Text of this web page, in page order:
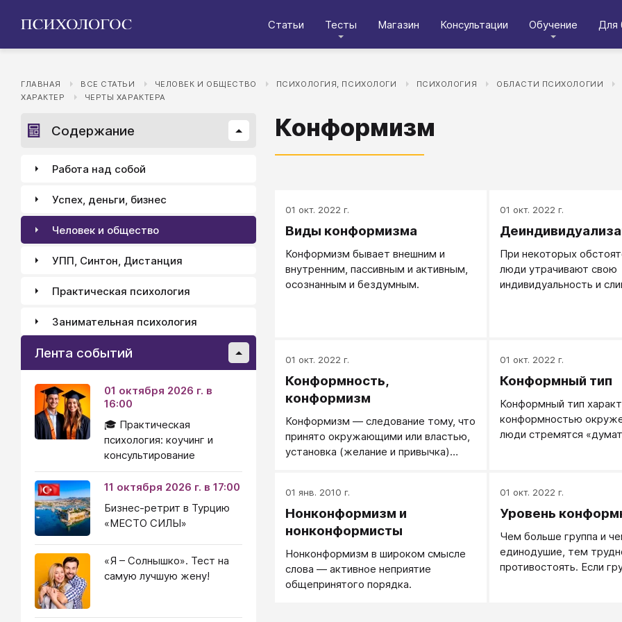
Статьи Тесты Магазин Консультации Обучение Для
ГЛАВНАЯ ВСЕ СТАТЬИ ЧЕЛОВЕК И ОБЩЕСТВО ПСИХОЛОГИЯ, ПСИХОЛОГИ ПСИХОЛОГИЯ ОБЛАСТИ ПСИХОЛОГИИ
ХАРАКТЕР
ЧЕРТЫ ХАРАКТЕРА
Конформизм
01 окт. 2022 г.
Виды конформизма
Конформизм бывает внешним и
внутренним, пассивным и активным,
осознанным и бездумным.
01 окт. 2022 г.
При некоторых
люди утрачивают свою
индивидуальность и
01 окт. 2022 г.
Конформность,
конформизм
Конформизм — следование тому, что
принято окружающими или властью,
установка (желание и привычка)
01 окт. 2022 г.
Конформный тип
Конформный тип
конформностью
люди стремятся
восприятие крайне
ограничено их
дружелюбны,
неконфликтны. Их
сексуальная жизнь
01 янв. 2010 г.
Нонконформизм и
нонконформисты
Нонконформизм в широком смысле
слова — активное неприятие
общепринятого порядка.
01 окт. 2022 г.
Уровень
Чем больше группа и
единодушие, тем
противостоять. Если
Содержание
Работа над собой
Успех, деньги, бизнес
Человек и общество
УПП, Синтон, Дистанция
Практическая психология
Занимательная психология
Лента событий
01 октября 2026 г. в
16:00
🎓 Практическая
психология: коучинг и
консультирование
11 октября 2026 г. в 17:00
Бизнес-ретрит в Турцию
«МЕСТО СИЛЫ»
«Я – Солнышко». Тест на
самую лучшую жену!